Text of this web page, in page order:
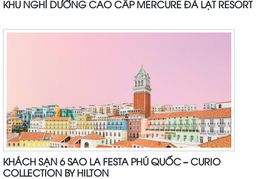
KHU NGHỈ DƯỠNG CAO CẤP MERCURE ĐÀ LẠT RESORT
KHÁCH SẠN 6 SAO LA FESTA PHÚ QUỐC – CURIO
COLLECTION BY HILTON